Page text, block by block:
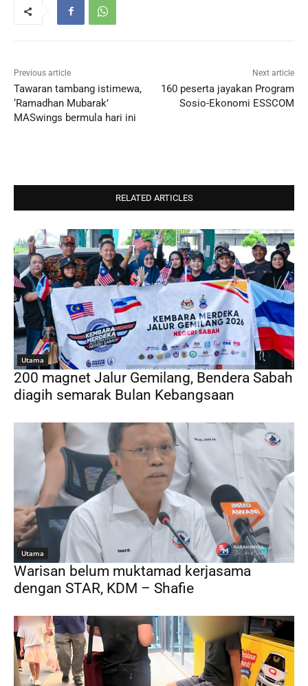
Previous article
Tawaran tambang istimewa,
‘Ramadhan Mubarak’
MASwings bermula hari ini
Next article
160 peserta jayakan Program
Sosio-Ekonomi ESSCOM
RELATED ARTICLES
Utama
200 magnet Jalur Gemilang, Bendera Sabah
diagih semarak Bulan Kebangsaan
Utama
Warisan belum muktamad kerjasama
dengan STAR, KDM – Shafie